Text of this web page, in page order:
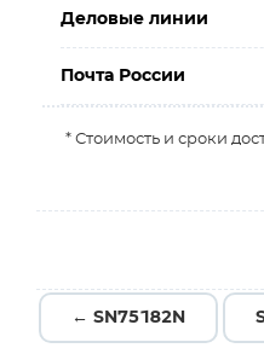
Деловые линии
Почта России
* Стоимость и сроки
← SN75182N